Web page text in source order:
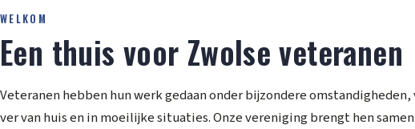
WELKOM
Een thuis voor Zwolse veteranen
Veteranen hebben hun werk gedaan onder bijzondere omstandigheden,
ver van huis en in moeilijke situaties. Onze vereniging brengt hen samen: